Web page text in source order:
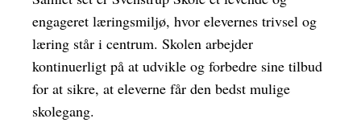
engageret læringsmiljø, hvor elevernes trivsel og
læring står i centrum. Skolen arbejder
kontinuerligt på at udvikle og forbedre sine tilbud
for at sikre, at eleverne får den bedst mulige
skolegang.